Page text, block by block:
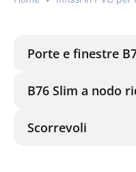
Porte e finestre
B76 Slim a nodo
Scorrevoli